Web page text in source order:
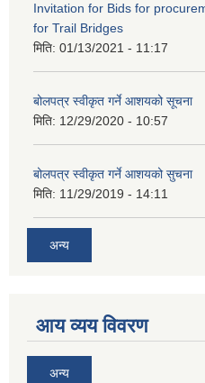
Invitation for Bids for
for Trail Bridges
मिति: 01/13/2021 - 11:17
बोलपत्र स्वीकृत गर्ने आशयको सूचना
मिति: 12/29/2020 - 10:57
बोलपत्र स्वीकृत गर्ने आशयको सुचना
मिति: 11/29/2019 - 14:11
अन्य
आय व्यय विवरण
अन्य